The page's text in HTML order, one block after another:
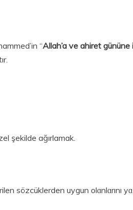
“Allah’a ve ahiret
şekilde ağırlamak.
sözcüklerden uygun olɑnlɑrını